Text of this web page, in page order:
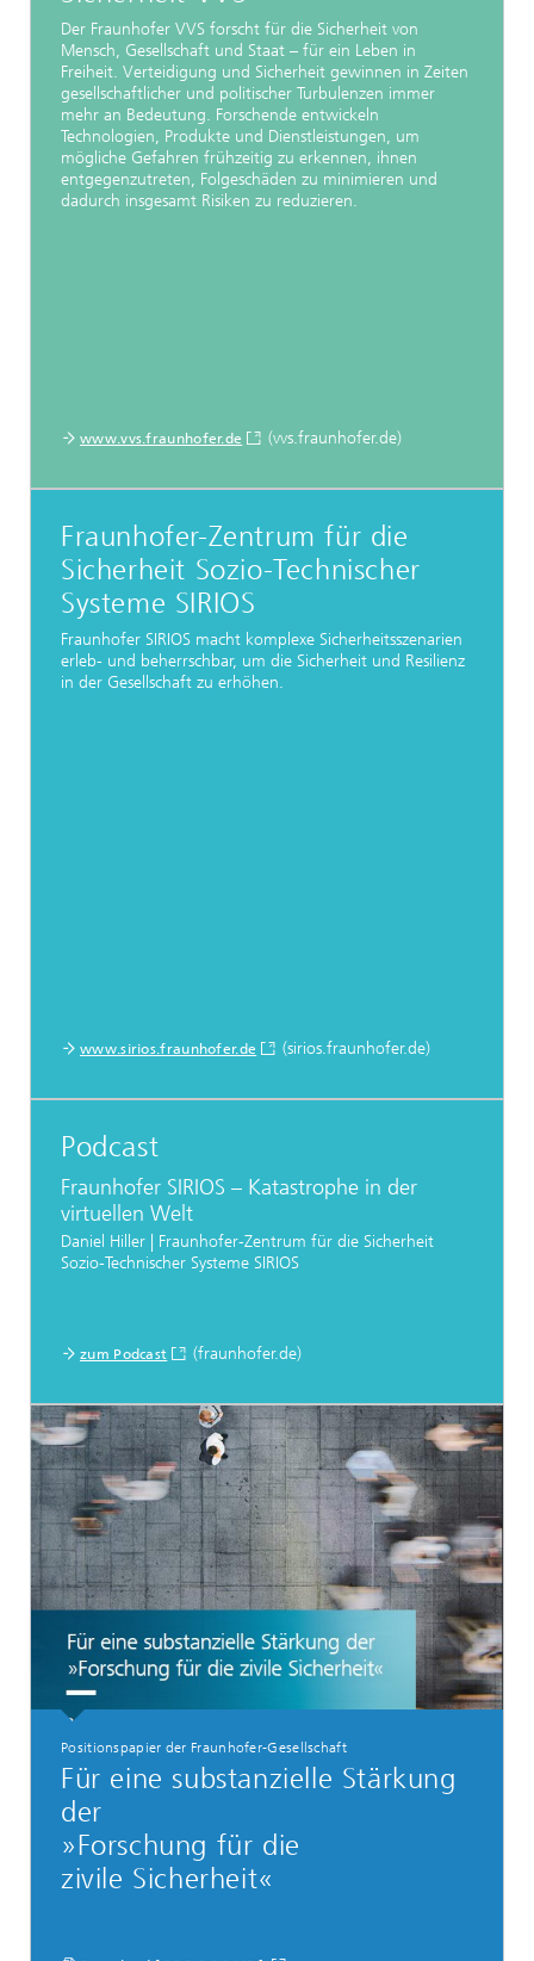
Der Fraunhofer VVS forscht für die Sicherheit von
Mensch, Gesellschaft und Staat – für ein Leben in
Freiheit. Verteidigung und Sicherheit gewinnen in Zeiten
gesellschaftlicher und politischer Turbulenzen immer
mehr an Bedeutung. Forschende entwickeln
Technologien, Produkte und Dienstleistungen, um
mögliche Gefahren frühzeitig zu erkennen, ihnen
entgegenzutreten, Folgeschäden zu minimieren und
dadurch insgesamt Risiken zu reduzieren.
www.vvs.fraunhofer.de (vvs.fraunhofer.de)
Fraunhofer-Zentrum für die
Sicherheit Sozio-Technischer
Systeme SIRIOS
Fraunhofer SIRIOS macht komplexe Sicherheitsszenarien
erleb- und beherrschbar, um die Sicherheit und Resilienz
in der Gesellschaft zu erhöhen.
www.sirios.fraunhofer.de (sirios.fraunhofer.de)
Podcast
Fraunhofer SIRIOS – Katastrophe in der
virtuellen Welt
Daniel Hiller | Fraunhofer-Zentrum für die Sicherheit
Sozio-Technischer Systeme SIRIOS
zum Podcast (fraunhofer.de)
Positionspapier der Fraunhofer-Gesellschaft
Für eine substanzielle Stärkung
der
»Forschung für die
zivile Sicherheit«